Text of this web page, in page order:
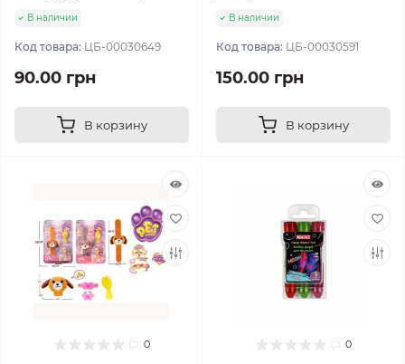
В наличии
Код товара: ЦБ-00030649
90.00 грн
В корзину
В наличии
Код товара: ЦБ-00030591
150.00 грн
В корзину
0 0